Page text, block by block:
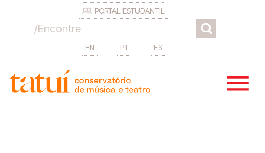
PORTAL ESTUDANTIL
EN PT ES